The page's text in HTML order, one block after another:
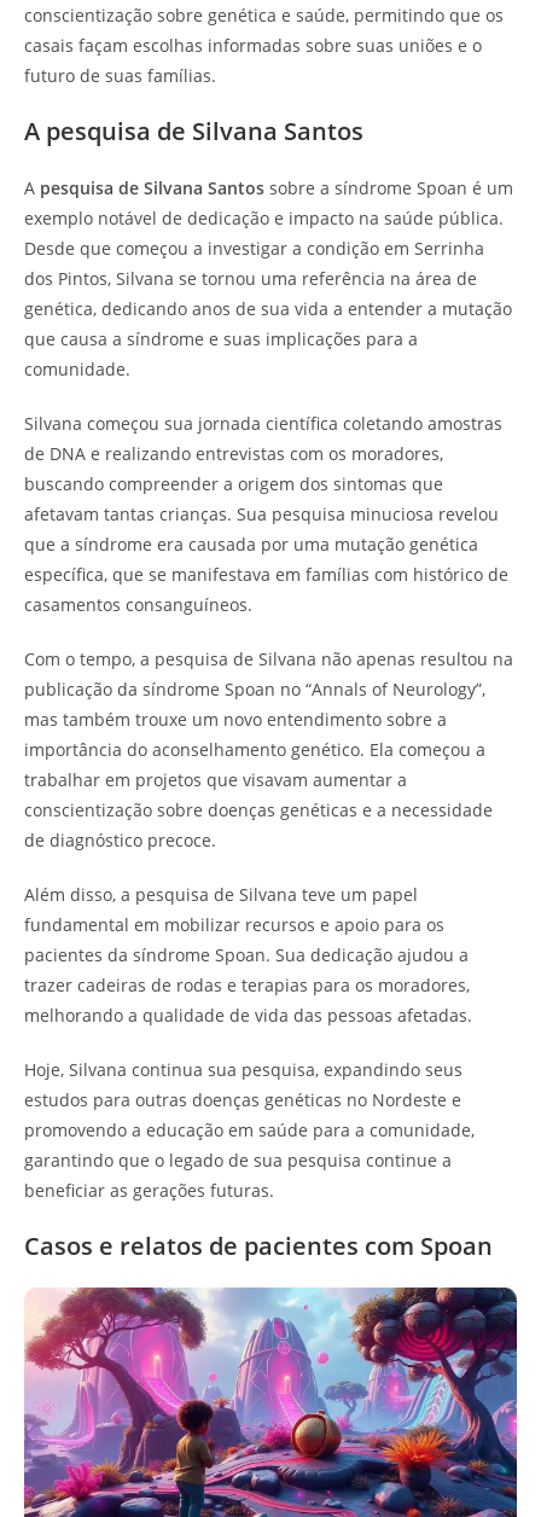
conscientização sobre genética e saúde, permitindo que os
casais façam escolhas informadas sobre suas uniões e o
futuro de suas famílias.
A pesquisa de Silvana Santos
A pesquisa de Silvana Santos sobre a síndrome Spoan é um
exemplo notável de dedicação e impacto na saúde pública.
Desde que começou a investigar a condição em Serrinha
dos Pintos, Silvana se tornou uma referência na área de
genética, dedicando anos de sua vida a entender a mutação
que causa a síndrome e suas implicações para a
comunidade.
Silvana começou sua jornada científica coletando amostras
de DNA e realizando entrevistas com os moradores,
buscando compreender a origem dos sintomas que
afetavam tantas crianças. Sua pesquisa minuciosa revelou
que a síndrome era causada por uma mutação genética
específica, que se manifestava em famílias com histórico de
casamentos consanguíneos.
Com o tempo, a pesquisa de Silvana não apenas resultou na
publicação da síndrome Spoan no “Annals of Neurology”,
mas também trouxe um novo entendimento sobre a
importância do aconselhamento genético. Ela começou a
trabalhar em projetos que visavam aumentar a
conscientização sobre doenças genéticas e a necessidade
de diagnóstico precoce.
Além disso, a pesquisa de Silvana teve um papel
fundamental em mobilizar recursos e apoio para os
pacientes da síndrome Spoan. Sua dedicação ajudou a
trazer cadeiras de rodas e terapias para os moradores,
melhorando a qualidade de vida das pessoas afetadas.
Hoje, Silvana continua sua pesquisa, expandindo seus
estudos para outras doenças genéticas no Nordeste e
promovendo a educação em saúde para a comunidade,
garantindo que o legado de sua pesquisa continue a
beneficiar as gerações futuras.
Casos e relatos de pacientes com Spoan